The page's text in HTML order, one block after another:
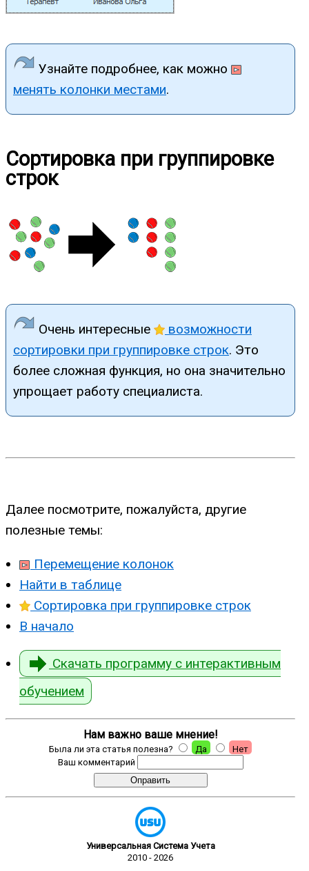
Узнайте подробнее, как можно
менять колонки местами.
Сортировка при группировке
строк
Очень интересные
возможности
сортировки при группировке строк. Это
более сложная функция, но она значительно
упрощает работу специалиста.
Далее посмотрите, пожалуйста, другие
полезные темы:
Перемещение колонок
Найти в таблице
Сортировка при группировке строк
В начало
Скачать программу с интерактивным
обучением
Нам важно ваше мнение!
Была ли эта статья полезна? Да
Нет
Ваш комментарий
Универсальная Система Учета
2010 - 2026